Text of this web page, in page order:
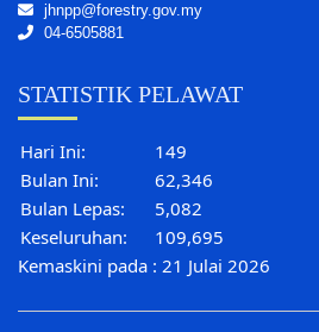
jhnpp@forestry.gov.my
04-6505881
STATISTIK PELAWAT
Hari Ini:
149
Bulan Ini:
62,346
Bulan Lepas:
5,082
Keseluruhan:
109,695
Kemaskini pada : 21 Julai 2026